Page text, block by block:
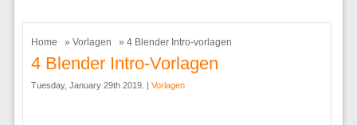
Home » Vorlagen » 4 Blender Intro-vorlagen
4 Blender Intro-Vorlagen
Tuesday, January 29th 2019. | Vorlagen